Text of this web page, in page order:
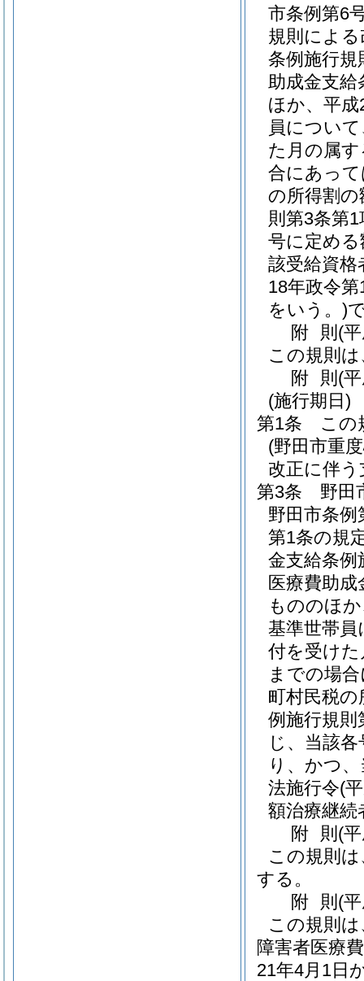
市条例第6
規則によ
条例施行規
助成金支給
ほか、平
員につい
た月の属
合にあっ
の所得割の
則第3条第
号に定め
該受給資格
18年政令第
をいう。)
附 則 (
この規則
附 則 (
(施行期日)
第1条
この
(野田市重
改正に伴
第3条
野田
野田市条例
第1条の規
金支給条例
医療費助
もののほ
基準世帯
付を受け
までの場
町村民税
例施行規則
じ、当該
り、かつ
法施行令(
額治療継
附 則 (
この規則
する。
附 則 (
この規則
障害者医療
21年4月1日